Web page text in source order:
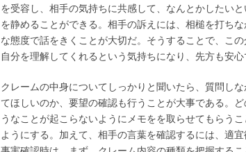
を受容し、相手の気持ちに共感して、なんとかしたい
を静めることができる。相手の訴えには、相槌を打ち
な態度で話をきくことが大切だ。そうすることで、こ
自分を理解してくれるという気持ちになり、先方も安心
クレームの中身についてしっかりと聞いたら、質問し
てほしいのか、要望の確認も行うことが大事である。
うなことが起こらないようにメモをを取らせてもらう
ようにする。加えて、相手の言葉を確認するには、適